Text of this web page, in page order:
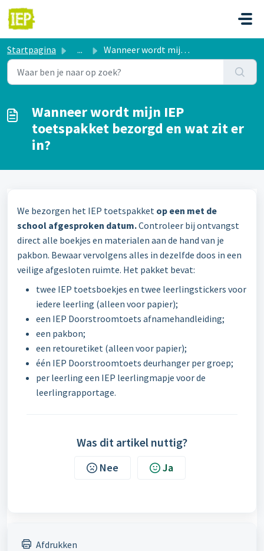
Doorgaan naar hoofdinhoud
Startpagina ... Wanneer wordt mijn IEP toetspakket bezorgd en wat zit er in?
Wanneer wordt mijn IEP
toetspakket bezorgd en wat zit er
in?
We bezorgen het IEP toetspakket op een met de
school afgesproken datum.Controleer bij ontvangst
direct alle boekjes en materialen aan de hand van je
pakbon. Bewaar vervolgens alles in dezelfde doos in een
veilige afgesloten ruimte. Het pakket bevat:
twee IEP toetsboekjes en twee leerlingstickers voor
iedere leerling (alleen voor papier);
een IEP Doorstroomtoets afnamehandleiding;
een pakbon;
een retouretiket (alleen voor papier);
één IEP Doorstroomtoets deurhanger per groep;
per leerling een IEP leerlingmapje voor de
leerlingrapportage.
Was dit artikel nuttig?
Nee Ja
Afdrukken